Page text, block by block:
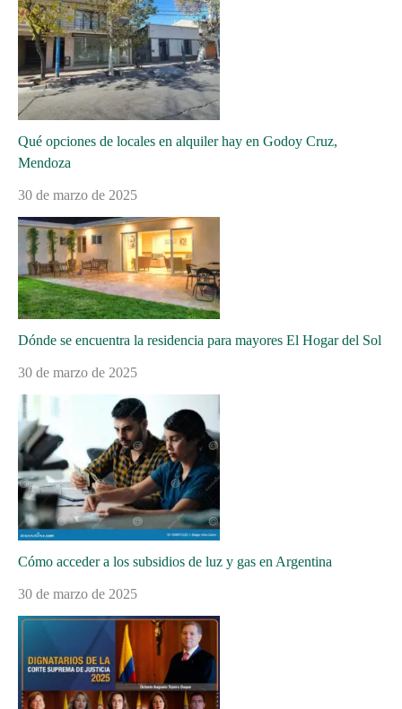
Qué opciones de locales en alquiler hay en Godoy Cruz,
Mendoza
30 de marzo de 2025
Dónde se encuentra la residencia para mayores El Hogar del Sol
30 de marzo de 2025
Cómo acceder a los subsidios de luz y gas en Argentina
30 de marzo de 2025